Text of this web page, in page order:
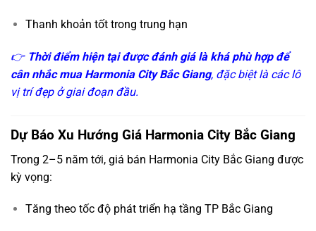
Thanh khoản tốt trong trung hạn
👉 Thời điểm hiện tại được đánh giá là khá phù hợp để
cân nhắc mua Harmonia City Bắc Giang, đặc biệt là các lô
vị trí đẹp ở giai đoạn đầu.
Dự Báo Xu Hướng Giá Harmonia City Bắc Giang
Trong 2–5 năm tới, giá bán Harmonia City Bắc Giang được
kỳ vọng:
Tăng theo tốc độ phát triển hạ tầng TP Bắc Giang